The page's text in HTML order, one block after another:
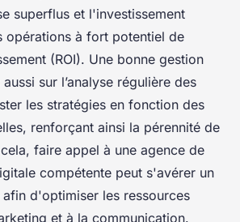
superflus et l'investissement
opérations à fort potentiel de
(ROI). Une bonne gestion
sur l’analyse régulière des
les stratégies en fonction des
renforçant ainsi la pérennité de
faire appel à une agence de
compétente peut s'avérer un
d'optimiser les ressources
et à la communication.